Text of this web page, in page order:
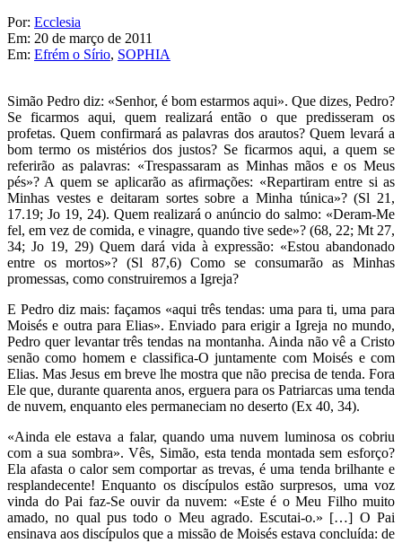
Por: Ecclesia
Em: 20 de março de 2011
Em: Efrém o Sírio, SOPHIA
Simão Pedro diz: «Senhor, é bom estarmos aqui». Que dizes, Pedro?
Se ficarmos aqui, quem realizará então o que predisseram os
profetas. Quem confirmará as palavras dos arautos? Quem levará a
bom termo os mistérios dos justos? Se ficarmos aqui, a quem se
referirão as palavras: «Trespassaram as Minhas mãos e os Meus
pés»? A quem se aplicarão as afirmações: «Repartiram entre si as
Minhas vestes e deitaram sortes sobre a Minha túnica»? (Sl 21,
17.19; Jo 19, 24). Quem realizará o anúncio do salmo: «Deram-Me
fel, em vez de comida, e vinagre, quando tive sede»? (68, 22; Mt 27,
34; Jo 19, 29) Quem dará vida à expressão: «Estou abandonado
entre os mortos»? (Sl 87,6) Como se consumarão as Minhas
promessas, como construiremos a Igreja?
E Pedro diz mais: façamos «aqui três tendas: uma para ti, uma para
Moisés e outra para Elias». Enviado para erigir a Igreja no mundo,
Pedro quer levantar três tendas na montanha. Ainda não vê a Cristo
senão como homem e classifica-O juntamente com Moisés e com
Elias. Mas Jesus em breve lhe mostra que não precisa de tenda. Fora
Ele que, durante quarenta anos, erguera para os Patriarcas uma tenda
de nuvem, enquanto eles permaneciam no deserto (Ex 40, 34).
«Ainda ele estava a falar, quando uma nuvem luminosa os cobriu
com a sua sombra». Vês, Simão, esta tenda montada sem esforço?
Ela afasta o calor sem comportar as trevas, é uma tenda brilhante e
resplandecente! Enquanto os discípulos estão surpresos, uma voz
vinda do Pai faz-Se ouvir da nuvem: «Este é o Meu Filho muito
amado, no qual pus todo o Meu agrado. Escutai-o.» […] O Pai
ensinava aos discípulos que a missão de Moisés estava concluída: de